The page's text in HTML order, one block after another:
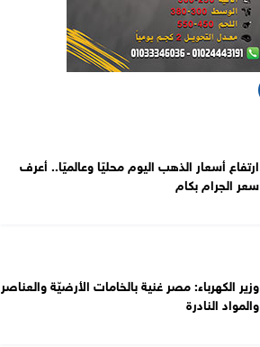
ارتفاع أسعار الذهب اليوم محليًا وعالميًا.. أعرف
سعر الجرام بكام
وزير الكهرباء: مصر غنية بالخامات الأرضيّة والعناصر
والمواد النادرة